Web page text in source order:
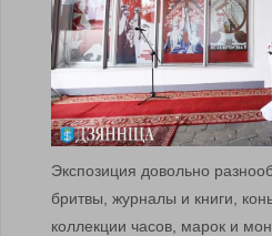
Экспозиция довольно
бритвы, журналы и книги,
коллекции часов, марок и